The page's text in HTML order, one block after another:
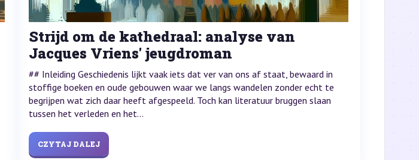
Strijd om de kathedraal: analyse van
Jacques Vriens' jeugdroman
## Inleiding Geschiedenis lijkt vaak iets dat ver van ons af staat, bewaard in
stoffige boeken en oude gebouwen waar we langs wandelen zonder echt te
begrijpen wat zich daar heeft afgespeeld. Toch kan literatuur bruggen slaan
tussen het verleden en het...
CZYTAJ DALEJ